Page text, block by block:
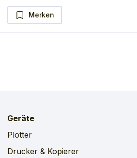
Merken
Geräte
Plotter
Drucker & Kopierer